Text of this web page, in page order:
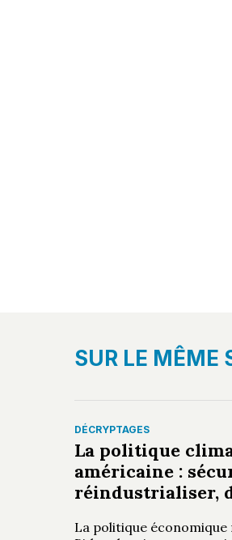
SUR LE MÊME
DÉCRYPTAGES
La politique
américaine :
réindustrialiser,
La politique